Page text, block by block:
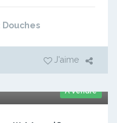
Douches
J'aime
A vendre